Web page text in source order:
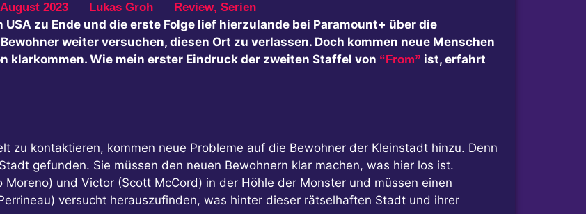
2023 Lukas Groh Review, Serien
zu Ende und die erste Folge lief hierzulande bei Paramount+ über die
weiter versuchen, diesen Ort zu verlassen. Doch kommen neue Menschen
klarkommen. Wie mein erster Eindruck der zweiten Staffel von “From” ist, erfahrt
zu kontaktieren, kommen neue Probleme auf die Bewohner der Kleinstadt hinzu. Denn
gefunden. Sie müssen den neuen Bewohnern klar machen, was hier los ist.
und Victor (Scott McCord) in der Höhle der Monster und müssen einen
versucht herauszufinden, was hinter dieser rätselhaften Stadt und ihrer